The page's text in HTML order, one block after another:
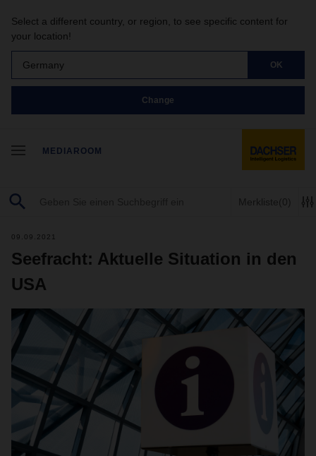
Select a different country, or region, to see specific content for
your location!
Germany OK
Change
MEDIAROOM
Merkliste(0)
09.09.2021
Seefracht: Aktuelle Situation in den
USA